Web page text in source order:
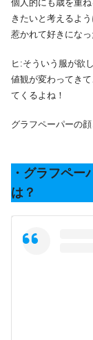
個人的にも歳を重
きたいと考えるよ
惹かれて好きになっ
ヒ:そういう服が欲
値観が変わってき
てくるよね！
グラフペーパーの
・グラフペー
は？